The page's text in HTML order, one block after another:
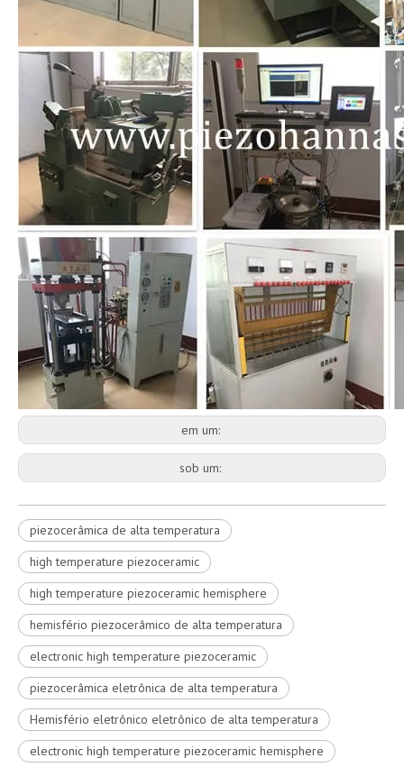
em um:
sob um:
piezocerâmica de alta temperatura
high temperature piezoceramic
high temperature piezoceramic hemisphere
hemisfério piezocerâmico de alta temperatura
electronic high temperature piezoceramic
piezocerâmica eletrônica de alta temperatura
Hemisfério eletrônico eletrônico de alta temperatura
electronic high temperature piezoceramic hemisphere